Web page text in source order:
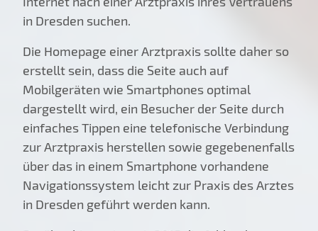
in Dresden suchen.
Die Homepage einer Arztpraxis sollte daher so
erstellt sein, dass die Seite auch auf
Mobilgeräten wie Smartphones optimal
dargestellt wird, ein Besucher der Seite durch
einfaches Tippen eine telefonische Verbindung
zur Arztpraxis herstellen sowie gegebenenfalls
über das in einem Smartphone vorhandene
Navigationssystem leicht zur Praxis des Arztes
in Dresden geführt werden kann.